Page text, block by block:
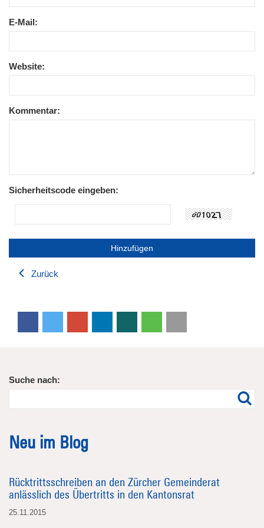
E-Mail:
Website:
Kommentar:
Sicherheitscode eingeben:
Zurück
Suche nach:
Neu im Blog
Rücktrittsschreiben an den Zürcher Gemeinderat
anlässlich des Übertritts in den Kantonsrat
25.11.2015